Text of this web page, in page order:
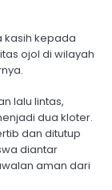
kasih kepada
ojol di wilayah
lalu lintas,
dua kloter.
dan ditutup
diantar
aman dari